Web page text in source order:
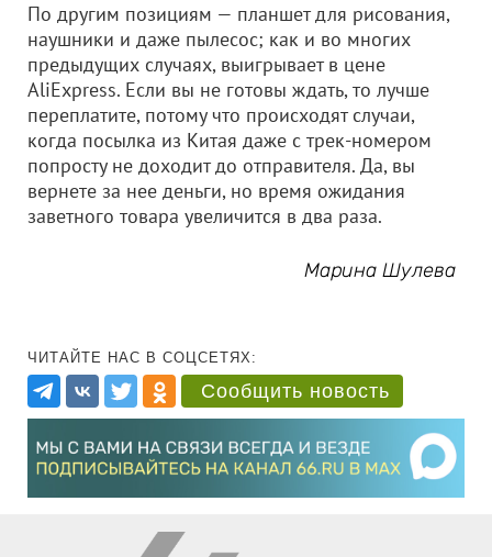
По другим позициям — планшет для рисования,
наушники и даже пылесос; как и во многих
предыдущих случаях, выигрывает в цене
AliExpress. Если вы не готовы ждать, то лучше
переплатите, потому что происходят случаи,
когда посылка из Китая даже с трек-номером
попросту не доходит до отправителя. Да, вы
вернете за нее деньги, но время ожидания
заветного товара увеличится в два раза.
Марина Шулева
ЧИТАЙТЕ НАС В СОЦСЕТЯХ:
Сообщить новость